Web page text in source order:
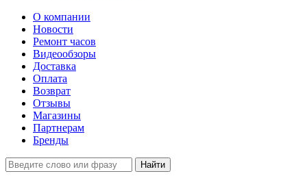
О компании
Новости
Ремонт часов
Видеообзоры
Доставка
Оплата
Возврат
Отзывы
Магазины
Партнерам
Бренды